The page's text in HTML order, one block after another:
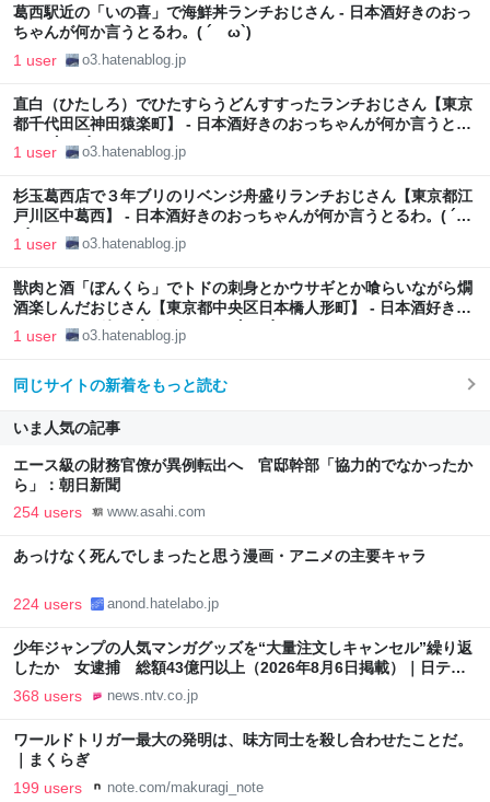
葛西駅近の「いの喜」で海鮮丼ランチおじさん - 日本酒好きのおっ
ちゃんが何か言うとるわ。( ´ ω`)
1 user o3.hatenablog.jp
直白（ひたしろ）でひたすらうどんすすったランチおじさん【東京
都千代田区神田猿楽町】 - 日本酒好きのおっちゃんが何か言うとる
わ。( ´ ω`)
1 user o3.hatenablog.jp
杉玉葛西店で３年ブリのリベンジ舟盛りランチおじさん【東京都江
戸川区中葛西】 - 日本酒好きのおっちゃんが何か言うとるわ。( ´
ω`)
1 user o3.hatenablog.jp
獣肉と酒「ぼんくら」でトドの刺身とかウサギとか喰らいながら燗
酒楽しんだおじさん【東京都中央区日本橋人形町】 - 日本酒好きの
おっちゃんが何か言うとるわ。( ´ ω`)
1 user o3.hatenablog.jp
同じサイトの新着をもっと読む
いま人気の記事
エース級の財務官僚が異例転出へ 官邸幹部「協力的でなかったか
ら」：朝日新聞
254 users www.asahi.com
あっけなく死んでしまったと思う漫画・アニメの主要キャラ
224 users anond.hatelabo.jp
少年ジャンプの人気マンガグッズを“大量注文しキャンセル”繰り返
したか 女逮捕 総額43億円以上（2026年8月6日掲載）｜日テレ
NEWS NNN
368 users news.ntv.co.jp
ワールドトリガー最大の発明は、味方同士を殺し合わせたことだ。
｜まくらぎ
199 users note.com/makuragi_note